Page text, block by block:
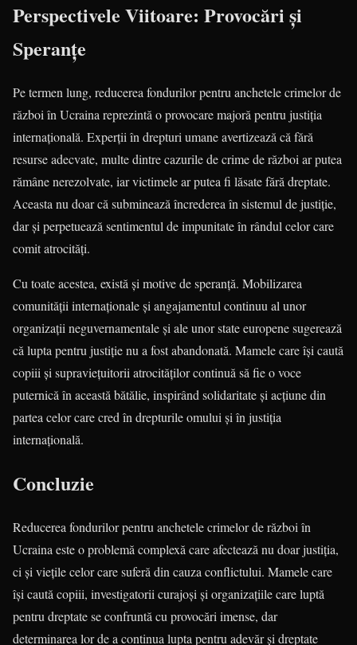
Perspectivele Viitoare: Provocări și
Speranțe
Pe termen lung, reducerea fondurilor pentru anchetele crimelor de
război în Ucraina reprezintă o provocare majoră pentru justiția
internațională. Experții în drepturi umane avertizează că fără
resurse adecvate, multe dintre cazurile de crime de război ar putea
rămâne nerezolvate, iar victimele ar putea fi lăsate fără dreptate.
Aceasta nu doar că subminează încrederea în sistemul de justiție,
dar și perpetuează sentimentul de impunitate în rândul celor care
comit atrocități.
Cu toate acestea, există și motive de speranță. Mobilizarea
comunității internaționale și angajamentul continuu al unor
organizații neguvernamentale și ale unor state europene sugerează
că lupta pentru justiție nu a fost abandonată. Mamele care își caută
copiii și supraviețuitorii atrocităților continuă să fie o voce
puternică în această bătălie, inspirând solidaritate și acțiune din
partea celor care cred în drepturile omului și în justiția
internațională.
Concluzie
Reducerea fondurilor pentru anchetele crimelor de război în
Ucraina este o problemă complexă care afectează nu doar justiția,
ci și viețile celor care suferă din cauza conflictului. Mamele care
își caută copiii, investigatorii curajoși și organizațiile care luptă
pentru dreptate se confruntă cu provocări imense, dar
determinarea lor de a continua lupta pentru adevăr și dreptate